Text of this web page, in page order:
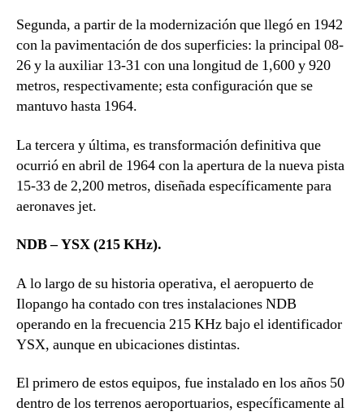
Segunda, a partir de la modernización que llegó en 1942
con la pavimentación de dos superficies: la principal 08-
26 y la auxiliar 13-31 con una longitud de 1,600 y 920
metros, respectivamente; esta configuración que se
mantuvo hasta 1964.
La tercera y última, es transformación definitiva que
ocurrió en abril de 1964 con la apertura de la nueva pista
15-33 de 2,200 metros, diseñada específicamente para
aeronaves jet.
NDB – YSX (215 KHz).
A lo largo de su historia operativa, el aeropuerto de
Ilopango ha contado con tres instalaciones NDB
operando en la frecuencia 215 KHz bajo el identificador
YSX, aunque en ubicaciones distintas.
El primero de estos equipos, fue instalado en los años 50
dentro de los terrenos aeroportuarios, específicamente al